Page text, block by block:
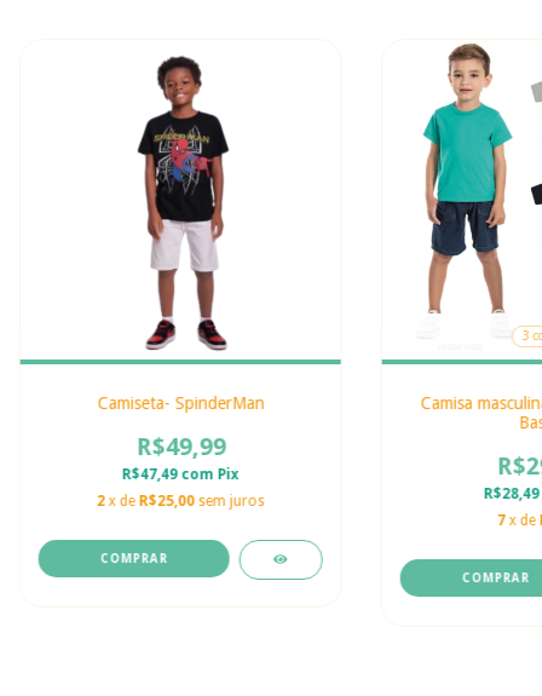
Camiseta- SpinderMan
R$49,99
R$47,49 com Pix
2 x de R$25,00 sem juros
COMPRAR
3
Camisa
R$28,49
7 x de
COMPRAR